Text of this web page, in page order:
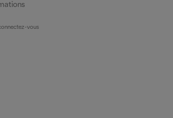
vous